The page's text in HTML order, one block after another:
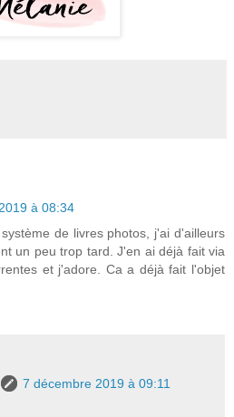
à 08:34
de livres photos, j'ai d'ailleurs
un peu trop tard. J'en ai déjà fait via
et j'adore. Ca a déjà fait l'objet
7 décembre 2019 à 09:11